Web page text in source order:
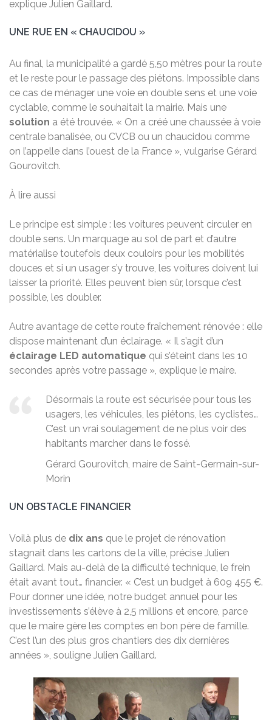
explique Julien Gaillard.
UNE RUE EN « CHAUCIDOU »
Au final, la municipalité a gardé 5,50 mètres pour la route
et le reste pour le passage des piétons. Impossible dans
ce cas de ménager une voie en double sens et une voie
cyclable, comme le souhaitait la mairie. Mais une
solution a été trouvée. « On a créé une chaussée à voie
centrale banalisée, ou CVCB ou un chaucidou comme
on l’appelle dans l’ouest de la France », vulgarise Gérard
Gourovitch.
À lire aussi
Le principe est simple : les voitures peuvent circuler en
double sens. Un marquage au sol de part et d’autre
matérialise toutefois deux couloirs pour les mobilités
douces et si un usager s’y trouve, les voitures doivent lui
laisser la priorité. Elles peuvent bien sûr, lorsque c’est
possible, les doubler.
Autre avantage de cette route fraîchement rénovée : elle
dispose maintenant d’un éclairage. « Il s’agit d’un
éclairage LED automatique qui s’éteint dans les 10
secondes après votre passage », explique le maire.
Désormais la route est sécurisée pour tous les
usagers, les véhicules, les piétons, les cyclistes…
C’est un vrai soulagement de ne plus voir des
habitants marcher dans le fossé.
Gérard Gourovitch, maire de Saint-Germain-sur-
Morin
UN OBSTACLE FINANCIER
Voilà plus de dix ans que le projet de rénovation
stagnait dans les cartons de la ville, précise Julien
Gaillard. Mais au-delà de la difficulté technique, le frein
était avant tout… financier. « C’est un budget à 609 455 €.
Pour donner une idée, notre budget annuel pour les
investissements s’élève à 2,5 millions et encore, parce
que le maire gère les comptes en bon père de famille.
C’est l’un des plus gros chantiers des dix dernières
années », souligne Julien Gaillard.